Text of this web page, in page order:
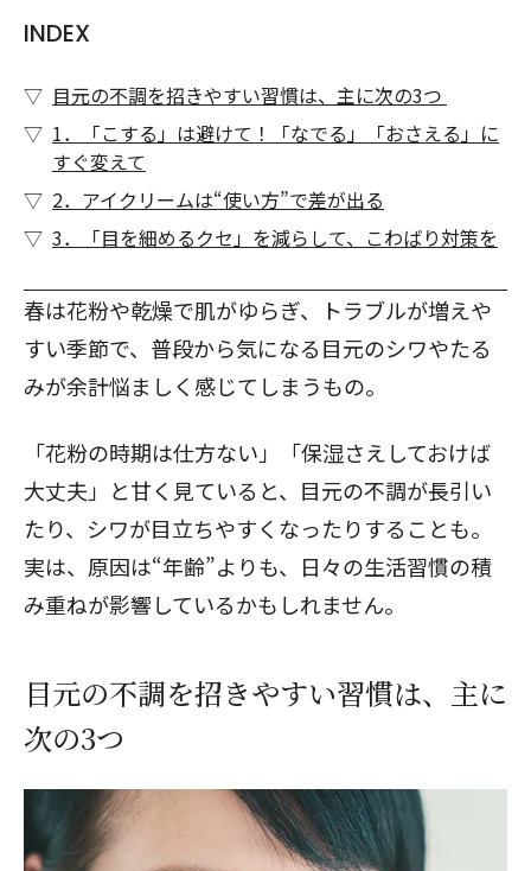
INDEX
目元の不調を招きやすい習慣は、主に次の3つ
1．「こする」は避けて！「なでる」「おさえる」に
すぐ変えて
2．アイクリームは“使い方”で差が出る
3．「目を細めるクセ」を減らして、こわばり対策を
春は花粉や乾燥で肌がゆらぎ、トラブルが増えや
すい季節で、普段から気になる目元のシワやたる
みが余計悩ましく感じてしまうもの。
「花粉の時期は仕方ない」「保湿さえしておけば
大丈夫」と甘く見ていると、目元の不調が長引い
たり、シワが目立ちやすくなったりすることも。
実は、原因は“年齢”よりも、日々の生活習慣の積
み重ねが影響しているかもしれません。
目元の不調を招きやすい習慣は、主に
次の3つ